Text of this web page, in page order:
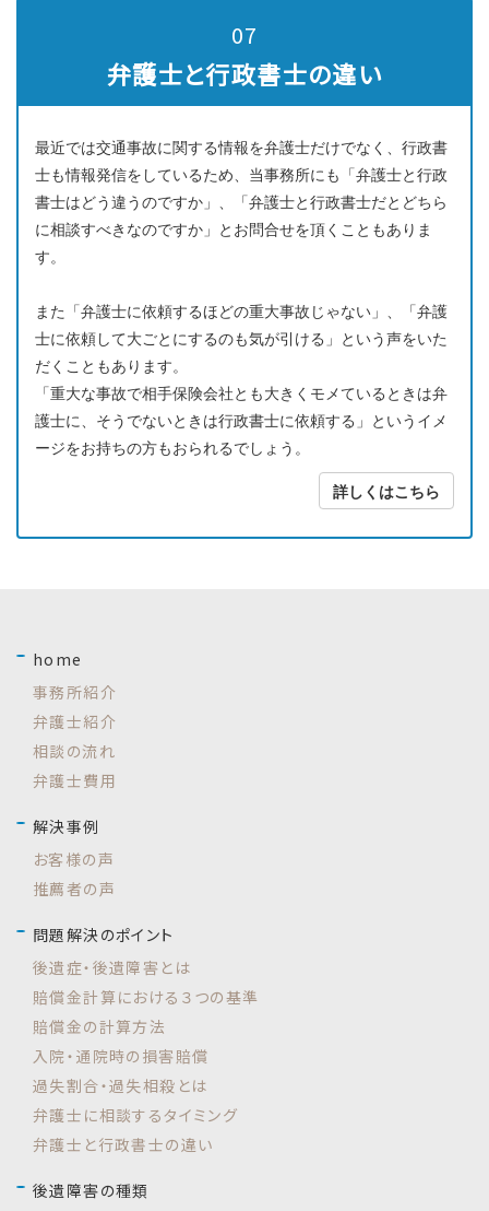
07
弁護士と行政書士の違い
最近では交通事故に関する情報を弁護士だけでなく、行政書
士も情報発信をしているため、当事務所にも「弁護士と行政
書士はどう違うのですか」、「弁護士と行政書士だとどちら
に相談すべきなのですか」とお問合せを頂くこともありま
す。
また「弁護士に依頼するほどの重大事故じゃない」、「弁護
士に依頼して大ごとにするのも気が引ける」という声をいた
だくこともあります。
「重大な事故で相手保険会社とも大きくモメているときは弁
護士に、そうでないときは行政書士に依頼する」というイメ
ージをお持ちの方もおられるでしょう。
詳しくはこちら
home
事務所紹介
弁護士紹介
相談の流れ
弁護士費用
解決事例
お客様の声
推薦者の声
問題解決のポイント
後遺症・後遺障害とは
賠償金計算における３つの基準
賠償金の計算方法
入院・通院時の損害賠償
過失割合・過失相殺とは
弁護士に相談するタイミング
弁護士と行政書士の違い
後遺障害の種類